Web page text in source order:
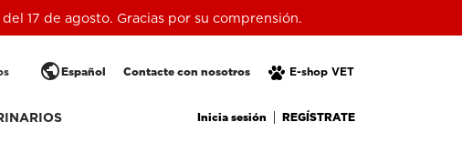
17 de agosto. Gracias por su comprensión.
E-shop VET
Contacte con nosotros
publicEspañol
Inicia sesión REGÍSTRATE